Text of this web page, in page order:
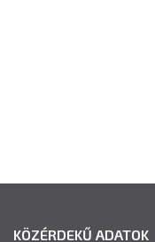
KÖZÉRDEKŰ ADATOK